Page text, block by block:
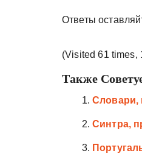
Ответы
(Visited 61 times,
Также
Словари,
Синтра,